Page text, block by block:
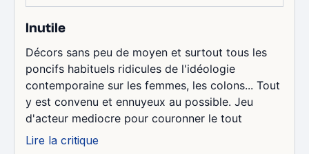
Inutile
Décors sans peu de moyen et surtout tous les
poncifs habituels ridicules de l'idéologie
contemporaine sur les femmes, les colons... Tout
y est convenu et ennuyeux au possible. Jeu
d'acteur mediocre pour couronner le tout
Lire la critique